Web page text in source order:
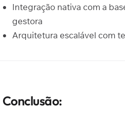
Integração nativa com a
gestora
Arquitetura escalável com
Conclusão: